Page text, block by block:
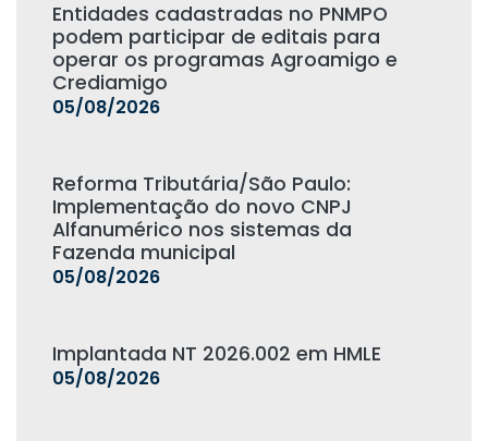
Entidades cadastradas no PNMPO
podem participar de editais para
operar os programas Agroamigo e
Crediamigo
05/08/2026
Reforma Tributária/São Paulo:
Implementação do novo CNPJ
Alfanumérico nos sistemas da
Fazenda municipal
05/08/2026
Implantada NT 2026.002 em HMLE
05/08/2026